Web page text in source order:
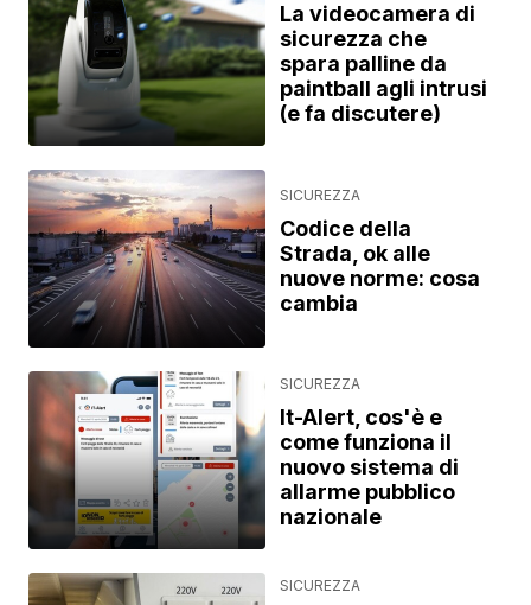
La videocamera di
sicurezza che
spara palline da
paintball agli intrusi
(e fa discutere)
SICUREZZA
Codice della
Strada, ok alle
nuove norme: cosa
cambia
SICUREZZA
It-Alert, cos'è e
come funziona il
nuovo sistema di
allarme pubblico
nazionale
SICUREZZA